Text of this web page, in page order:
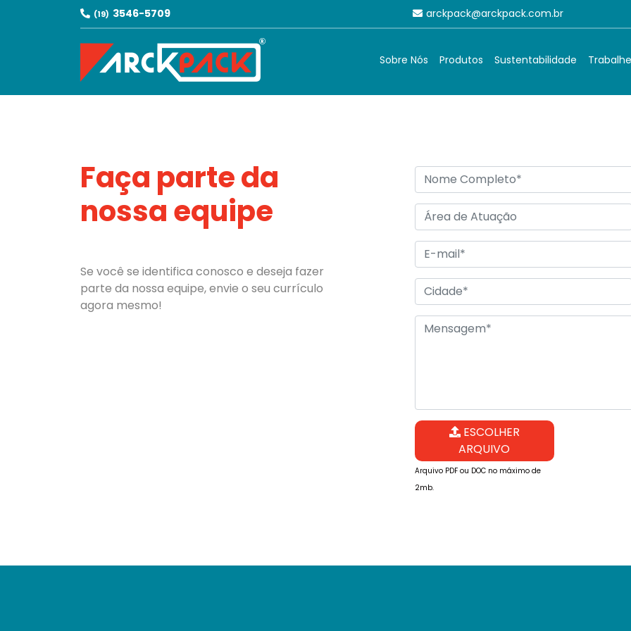
(19) 3546-5709 arckpack@arckpack.com.br
Sobre Nós Produtos Sustentabilidade
TABALHE
Faça parte da
nossa equipe
Se você se identifica conosco e deseja fazer
parte da nossa equipe, envie o seu currículo
agora mesmo!
ESCOLHER
ARQUIVO
Arquivo PDF ou DOC no máximo de
2mb.